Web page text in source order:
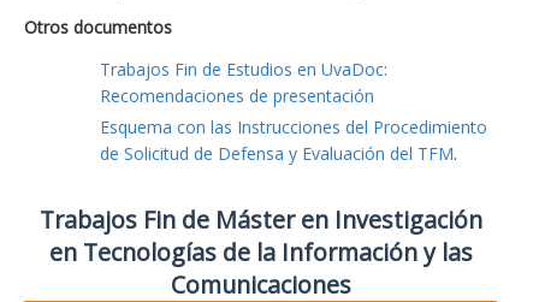
Otros documentos
Trabajos Fin de Estudios en UvaDoc:
Recomendaciones de presentación
Esquema con las Instrucciones del Procedimiento
de Solicitud de Defensa y Evaluación del TFM.
Trabajos Fin de Máster en Investigación
en Tecnologías de la Información y las
Comunicaciones